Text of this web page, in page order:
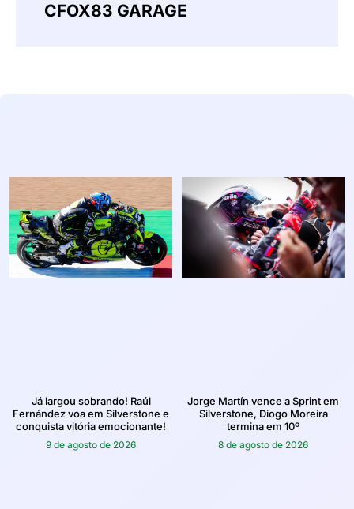
CFOX83 GARAGE
Já largou sobrando! Raúl
Fernández voa em Silverstone e
conquista vitória emocionante!
9 de agosto de 2026
Jorge Martín vence a Sprint em
Silverstone, Diogo Moreira
termina em 10º
8 de agosto de 2026